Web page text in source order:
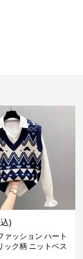
)
ァッション ハート
ック柄 ニットベス